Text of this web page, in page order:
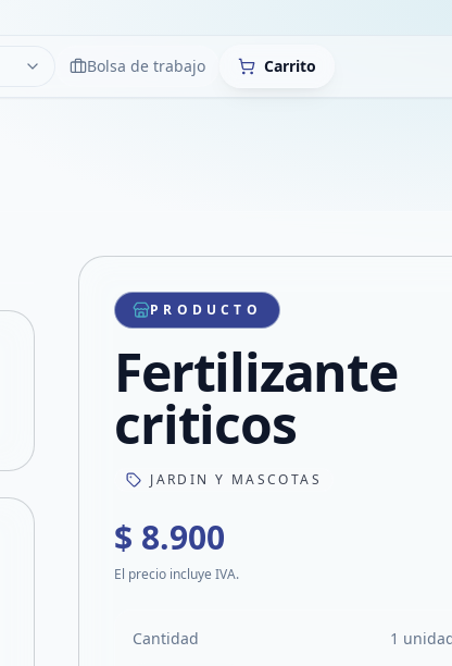
LimpiarBolsa de trabajo Carrito
Compartir producto
Compartir por WhatsApp
Compartir por mail
Compartir en Facebook
Compartir en X
PRODUCTO
Fertilizante
criticos
JARDIN Y MASCOTAS
$ 8.900
El precio incluye IVA.
Cantidad 1